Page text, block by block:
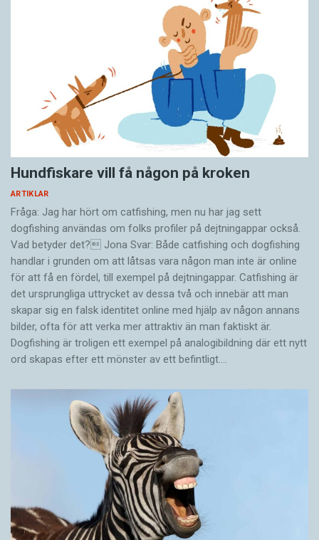
Hundfiskare vill få någon på kroken
ARTIKLAR
Fråga: Jag har hört om catfishing, men nu har jag sett
dogfishing användas om folks profiler på dejtningappar också.
Vad betyder det? Jona Svar: Både catfishing och dogfishing
handlar i grunden om att låtsas vara någon man inte är online
för att få en fördel, till exempel på dejtningappar. Catfishing är
det ursprungliga uttrycket av dessa två och innebär att man
skapar sig en falsk identitet online med hjälp av någon annans
bilder, ofta för att verka mer attraktiv än man faktiskt är.
Dogfishing är troligen ett exempel på analogibildning där ett nytt
ord skapas efter ett mönster av ett befintligt.…